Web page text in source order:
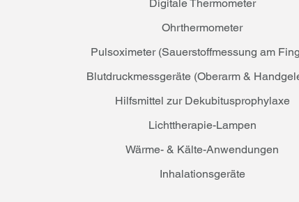
Digitale Thermometer
Ohrthermometer
Pulsoximeter (Sauerstoffmessung am
Blutdruckmessgeräte (Oberarm &
Hilfsmittel zur Dekubitusprophylaxe
Lichttherapie-Lampen
Wärme- & Kälte-Anwendungen
Inhalationsgeräte